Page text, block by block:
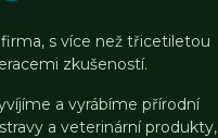
s více než třicetiletou
zkušeností.
a vyrábíme přírodní
a veterinární produkty,